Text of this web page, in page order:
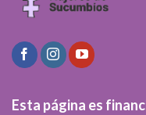
Esta página es